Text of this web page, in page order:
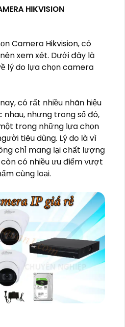
HIKVISION
Camera Hikvision, có
xem xét. Dưới đây là
lý do lựa chọn camera
có rất nhiều nhãn hiệu
nhưng trong số đó,
trong những lựa chọn
tiêu dùng. Lý do là vì
chỉ mang lại chất lượng
có nhiều ưu điểm vượt
cùng loại.